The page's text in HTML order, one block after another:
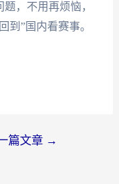
，不用再烦恼，
到”国内看赛事。
篇文章 →